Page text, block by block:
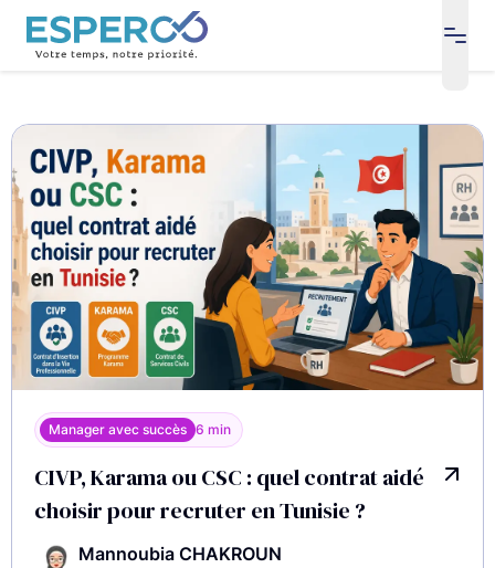
Manager avec succès 6 min
CIVP, Karama ou CSC : quel contrat aidé
choisir pour recruter en Tunisie ?
Mannoubia CHAKROUN